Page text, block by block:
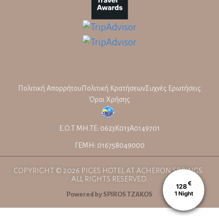
Πολιτική Απορρήτου Πολιτική ΚρατήσεωνΣυχνές Ερωτήσεις
Όροι Χρήσης
Ε.Ο.Τ ΜΗ.ΤΕ: 0623K013A0149701
ΓΕΜΗ: 016758049000
COPYRIGHT © 2026 PIGES HOTEL AT ACHERON SPRINGS.
ALL RIGHTS RESERVED.
Powered by SPIROS TZAKOS
128€
1 Night